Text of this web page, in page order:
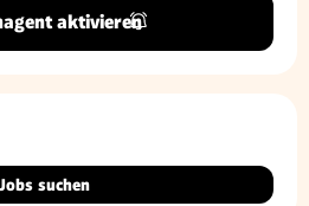
aktivieren
Jobs suchen